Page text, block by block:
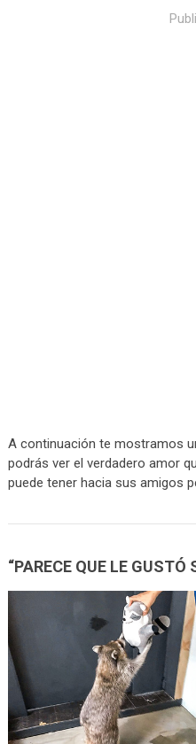
A continuación te mostramos
podrás ver el verdadero amor
puede tener hacia sus amigos
“PARECE QUE LE GUSTÓ